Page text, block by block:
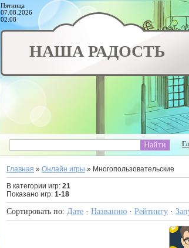
Пятница
07.08.2026
02:08
НАША РАДОСТЬ
Главная » Онлайн игры » Многопользовательские
В категории игр: 21
Показано игр: 1-18
Сортировать по: Дате · Названию · Рейтингу ·